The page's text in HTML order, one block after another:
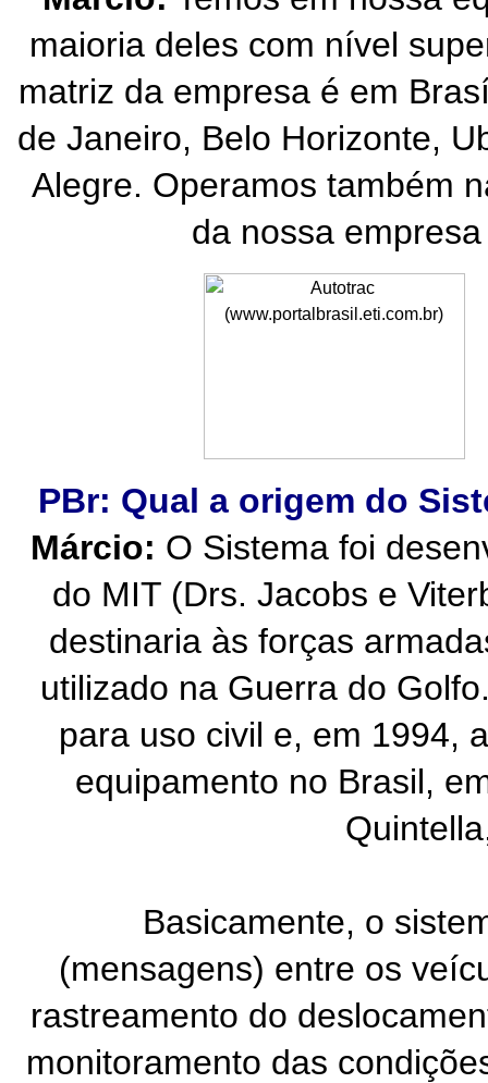
maioria deles com nível
matriz da empresa é em
de Janeiro, Belo Horizonte,
Alegre. Operamos também
da nossa
PBr: Qual a origem do
Márcio: O Sistema foi
do MIT (Drs. Jacobs e
destinaria às forças
utilizado na Guerra do
para uso civil e, em 1994,
equipamento no Brasil,
Basicamente, o sistema
(mensagens) entre os
rastreamento do
monitoramento das